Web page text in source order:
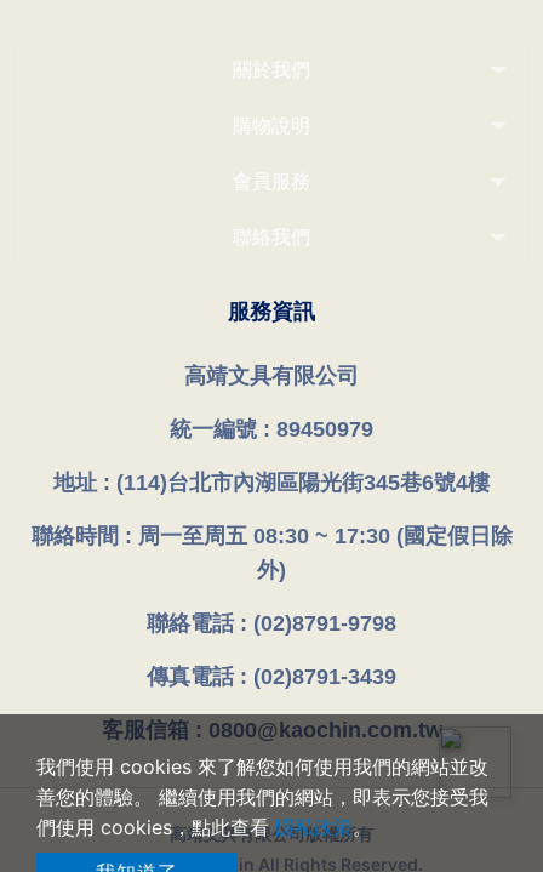
關於我們
購物說明
會員服務
聯絡我們
服務資訊
高靖文具有限公司
統一編號 : 89450979
地址 : (114)台北市內湖區陽光街345巷6號4樓
聯絡時間 : 周一至周五 08:30 ~ 17:30 (國定假日除
外)
聯絡電話 : (02)8791-9798
傳真電話 : (02)8791-3439
客服信箱 : 0800@kaochin.com.tw
高靖文具有限公司版權所有
© 2026 Kaochin All Rights Reserved.
我們使用 cookies 來了解您如何使用我們的網站並改
善您的體驗。 繼續使用我們的網站，即表示您接受我
們使用 cookies，點此查看隱私政策。